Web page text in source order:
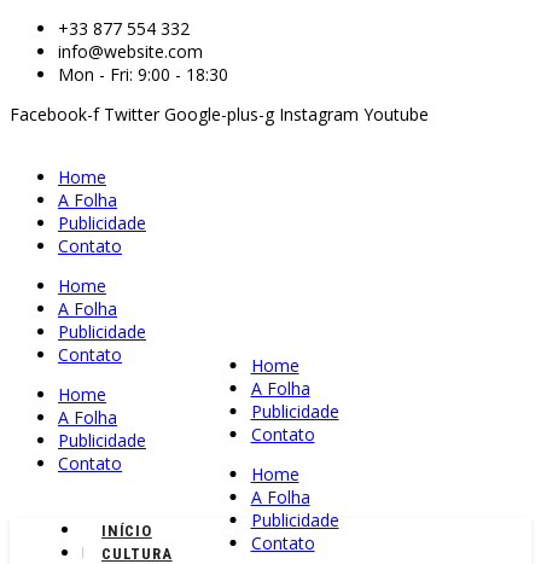
+33 877 554 332
info@website.com
Mon - Fri: 9:00 - 18:30
Facebook-f Twitter Google-plus-g Instagram Youtube
Home
A Folha
Publicidade
Contato
Home
A Folha
Publicidade
Contato
Home
A Folha
Publicidade
Contato
Home
A Folha
Publicidade
Contato
Home
A Folha
Publicidade
Contato
INÍCIO
CULTURA